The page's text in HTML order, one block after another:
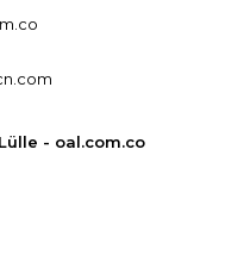
- oal.com.co